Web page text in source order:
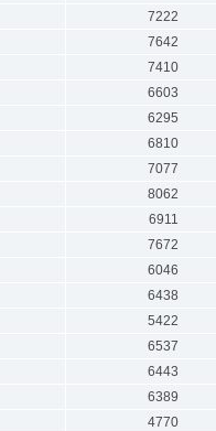
7222
7642
7410
6603
6295
6810
7077
8062
6911
7672
6046
6438
5422
6537
6443
6389
4770